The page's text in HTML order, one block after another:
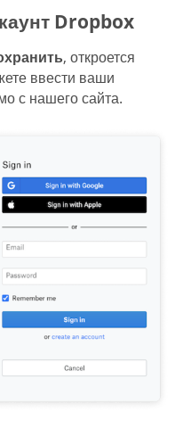
Dropbox
, откроется
ввести ваши
с нашего сайта.